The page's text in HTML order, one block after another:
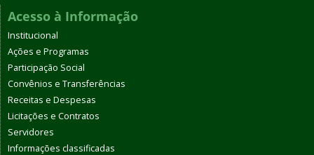
Acesso à Informação
Institucional
Ações e Programas
Participação Social
Convênios e Transferências
Receitas e Despesas
Licitações e Contratos
Servidores
Informações classificadas